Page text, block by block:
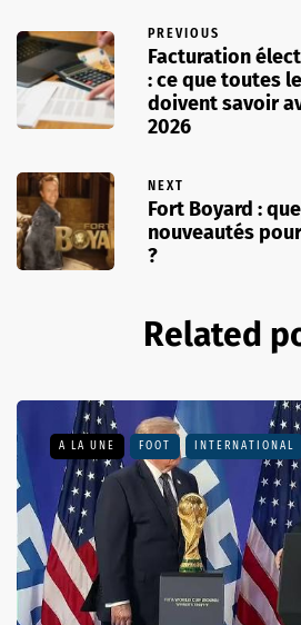
PREVIOUS
Facturation
: ce que toutes
doivent savoir
2026
NEXT
Fort Boyard :
nouveautés
?
Related
A LA UNE FOOT INTERNATIONAL